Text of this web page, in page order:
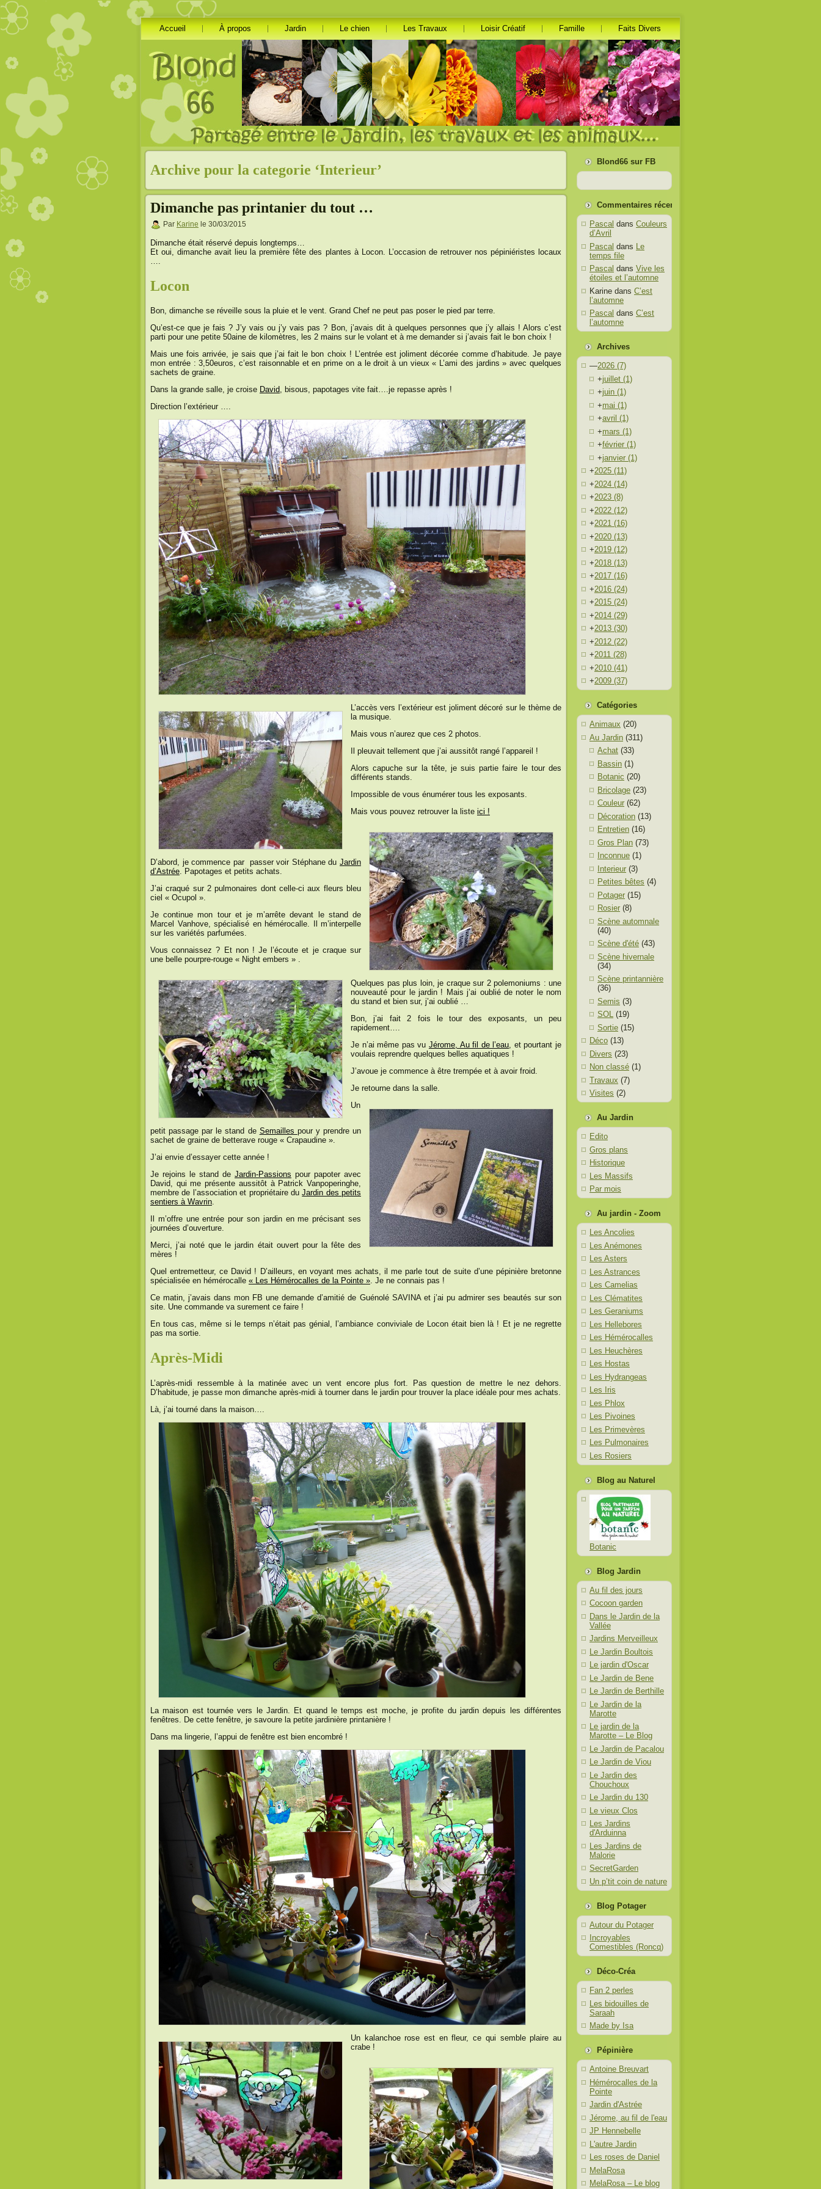
Accueil À propos Jardin Le chien Les Travaux Loisir Créatif Famille Faits Divers
Archive pour la categorie ‘Interieur’
Dimanche pas printanier du tout …
Par Karine le 30/03/2015
Dimanche était réservé depuis longtemps…
Et oui, dimanche avait lieu la première fête des plantes à Locon. L’occasion de retrouver nos pépiniéristes locaux
Locon
Bon, dimanche se réveille sous la pluie et le vent. Grand Chef ne peut pas poser le pied par terre.
Qu’est-ce que je fais ? J’y vais ou j’y vais pas ? Bon, j’avais dit à quelques personnes que j’y allais ! Alors c’est
parti pour une petite 50aine de kilomètres, les 2 mains sur le volant et à me demander si j’avais fait le bon choix !
Mais une fois arrivée, je sais que j’ai fait le bon choix ! L’entrée est joliment décorée comme d’habitude. Je paye
mon entrée : 3,50euros, c’est raisonnable et en prime on a le droit à un vieux « L’ami des jardins » avec quelques
sachets de graine.
Dans la grande salle, je croise David, bisous, papotages vite fait….je repasse après !
Direction l’extérieur ….
L’accès vers l’extérieur est joliment décoré sur le thème de
la musique.
Mais vous n’aurez que ces 2 photos.
Il pleuvait tellement que j’ai aussitôt rangé l’appareil !
Alors capuche sur la tête, je suis partie faire le tour des
différents stands.
Impossible de vous énumérer tous les exposants.
Mais vous pouvez retrouver la liste ici !
D’abord, je commence par passer voir Stéphane du Jardin
d’Astrée. Papotages et petits achats.
J’ai craqué sur 2 pulmonaires dont celle-ci aux fleurs bleu
ciel « Ocupol ».
Je continue mon tour et je m’arrête devant le stand de
Marcel Vanhove, spécialisé en hémérocalle. Il m’interpelle
sur les variétés parfumées.
Vous connaissez ? Et non ! Je l’écoute et je craque sur
une belle pourpre-rouge « Night embers » .
Quelques pas plus loin, je craque sur 2 polemoniums : une
nouveauté pour le jardin ! Mais j’ai oublié de noter le nom
du stand et bien sur, j’ai oublié …
Bon, j’ai fait 2 fois le tour des exposants, un peu
rapidement….
Je n’ai même pas vu Jérome, Au fil de l’eau, et pourtant je
voulais reprendre quelques belles aquatiques !
J’avoue je commence à être trempée et à avoir froid.
Je retourne dans la salle.
Un
petit passage par le stand de Semailles pour y prendre un
sachet de graine de betterave rouge « Crapaudine ».
J’ai envie d’essayer cette année !
Je rejoins le stand de Jardin-Passions pour papoter avec
David, qui me présente aussitôt à Patrick Vanpoperinghe,
membre de l’association et propriétaire duJardin des petits
sentiers à Wavrin.
Il m’offre une entrée pour son jardin en me précisant ses
journées d’ouverture.
Merci, j’ai noté que le jardin était ouvert pour la fête des
mères !
Quel entremetteur, ce David ! D’ailleurs, en voyant mes achats, il me parle tout de suite d’une pépinière bretonne
spécialisée en hémérocalle « Les Hémérocalles de la Pointe ». Je ne connais pas !
Ce matin, j’avais dans mon FB une demande d’amitié de Guénolé SAVINA et j’ai pu admirer ses beautés sur son
site. Une commande va surement ce faire !
En tous cas, même si le temps n’était pas génial, l’ambiance conviviale de Locon était bien là ! Et je ne regrette
pas ma sortie.
Après-Midi
L’après-midi ressemble à la matinée avec un vent encore plus fort. Pas question de mettre le nez dehors.
D’habitude, je passe mon dimanche après-midi à tourner dans le jardin pour trouver la place idéale pour mes achats.
Là, j’ai tourné dans la maison….
La maison est tournée vers le Jardin. Et quand le temps est moche, je profite du jardin depuis les différentes
fenêtres. De cette fenêtre, je savoure la petite jardinière printanière !
Dans ma lingerie, l’appui de fenêtre est bien encombré !
Un kalanchoe rose est en fleur, ce qui semble plaire au
crabe !
Blond66 sur FB
Commentaires récents
Pascal dans Couleurs
d’Avril
Pascal dans Le
temps file
Pascal dans Vive les
étoiles et l’automne
Karine dans C’est
l’automne
Pascal dans C’est
l’automne
Archives
—2026 (7)
+juillet (1)
+juin (1)
+mai (1)
+avril (1)
+mars (1)
+février (1)
+janvier (1)
+2025 (11)
+2024 (14)
+2023 (8)
+2022 (12)
+2021 (16)
+2020 (13)
+2019 (12)
+2018 (13)
+2017 (16)
+2016 (24)
+2015 (24)
+2014 (29)
+2013 (30)
+2012 (22)
+2011 (28)
+2010 (41)
+2009 (37)
Catégories
Animaux (20)
Au Jardin (311)
Achat (33)
Bassin (1)
Botanic (20)
Bricolage (23)
Couleur (62)
Décoration (13)
Entretien (16)
Gros Plan (73)
Inconnue (1)
Interieur (3)
Petites bêtes (4)
Potager (15)
Rosier (8)
Scène automnale
(40)
Scène d'été (43)
Scène hivernale
(34)
Scène printannière
(36)
Semis (3)
SOL (19)
Sortie (15)
Déco (13)
Divers (23)
Non classé (1)
Travaux (7)
Visites (2)
Au Jardin
Edito
Gros plans
Historique
Les Massifs
Par mois
Au jardin - Zoom
Les Ancolies
Les Anémones
Les Asters
Les Astrances
Les Camelias
Les Clématites
Les Geraniums
Les Hellebores
Les Hémérocalles
Les Heuchères
Les Hostas
Les Hydrangeas
Les Iris
Les Phlox
Les Pivoines
Les Primevères
Les Pulmonaires
Les Rosiers
Blog au Naturel
Botanic
Blog Jardin
Au fil des jours
Cocoon garden
Dans le Jardin de la
Vallée
Jardins Merveilleux
Le Jardin Boultois
Le jardin d'Oscar
Le Jardin de Bene
Le Jardin de Berthille
Le Jardin de la
Marotte
Le jardin de la
Marotte – Le Blog
Le Jardin de Pacalou
Le Jardin de Viou
Le Jardin des
Chouchoux
Le Jardin du 130
Le vieux Clos
Les Jardins
d'Arduinna
Les Jardins de
Malorie
SecretGarden
Un p’tit coin de nature
Blog Potager
Autour du Potager
Incroyables
Comestibles (Roncq)
Déco-Créa
Fan 2 perles
Les bidouilles de
Saraah
Made by Isa
Pépinière
Antoine Breuvart
Hémérocalles de la
Pointe
Jardin d'Astrée
Jérome, au fil de l'eau
JP Hennebelle
L'autre Jardin
Les roses de Daniel
MelaRosa
MelaRosa – Le blog